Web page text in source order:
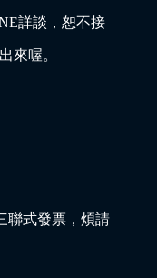
詳談，恕不接
來喔。
聯式發票，煩請